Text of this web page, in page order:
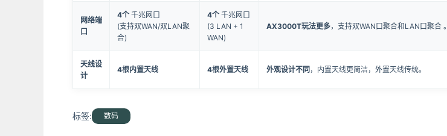
网络端
口
4个 千兆网口
(支持双WAN/双LAN聚
合)
4个 千兆网口
(3 LAN + 1
WAN)
AX3000T玩法更多，支持双WAN口聚合和LAN口聚合 。
天线设
计
4根内置天线 4根外置天线 外观设计不同 ，内置天线更简洁，外置天线传统。
标签: 数码